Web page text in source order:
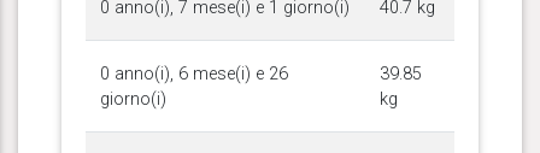
0 anno(i), 7 mese(i) e 1 giorno(i) 40.7 kg
0 anno(i), 6 mese(i) e 26
giorno(i)
39.85
kg